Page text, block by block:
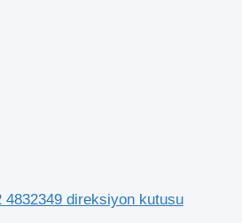
direksiyon kutusu